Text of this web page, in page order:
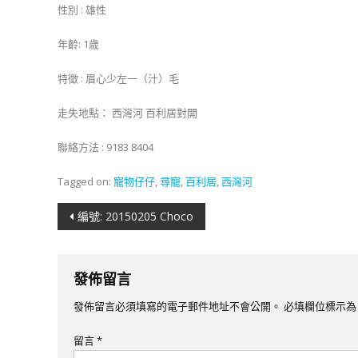
性別 : 雄性
年齡: 1歲
特徵 : 眉心少左一（汁）毛
走失地點： 西灣河 百利居對開
聯絡方法 : 9183 8404
Tagged on: 寵物仔仔,尋寵,百利居,西灣河
文
導
覽
編號: 20150205 Choco
發佈留言
發佈留言必須填寫的電子郵件地址不會公開。 必填欄位標示為
留言*